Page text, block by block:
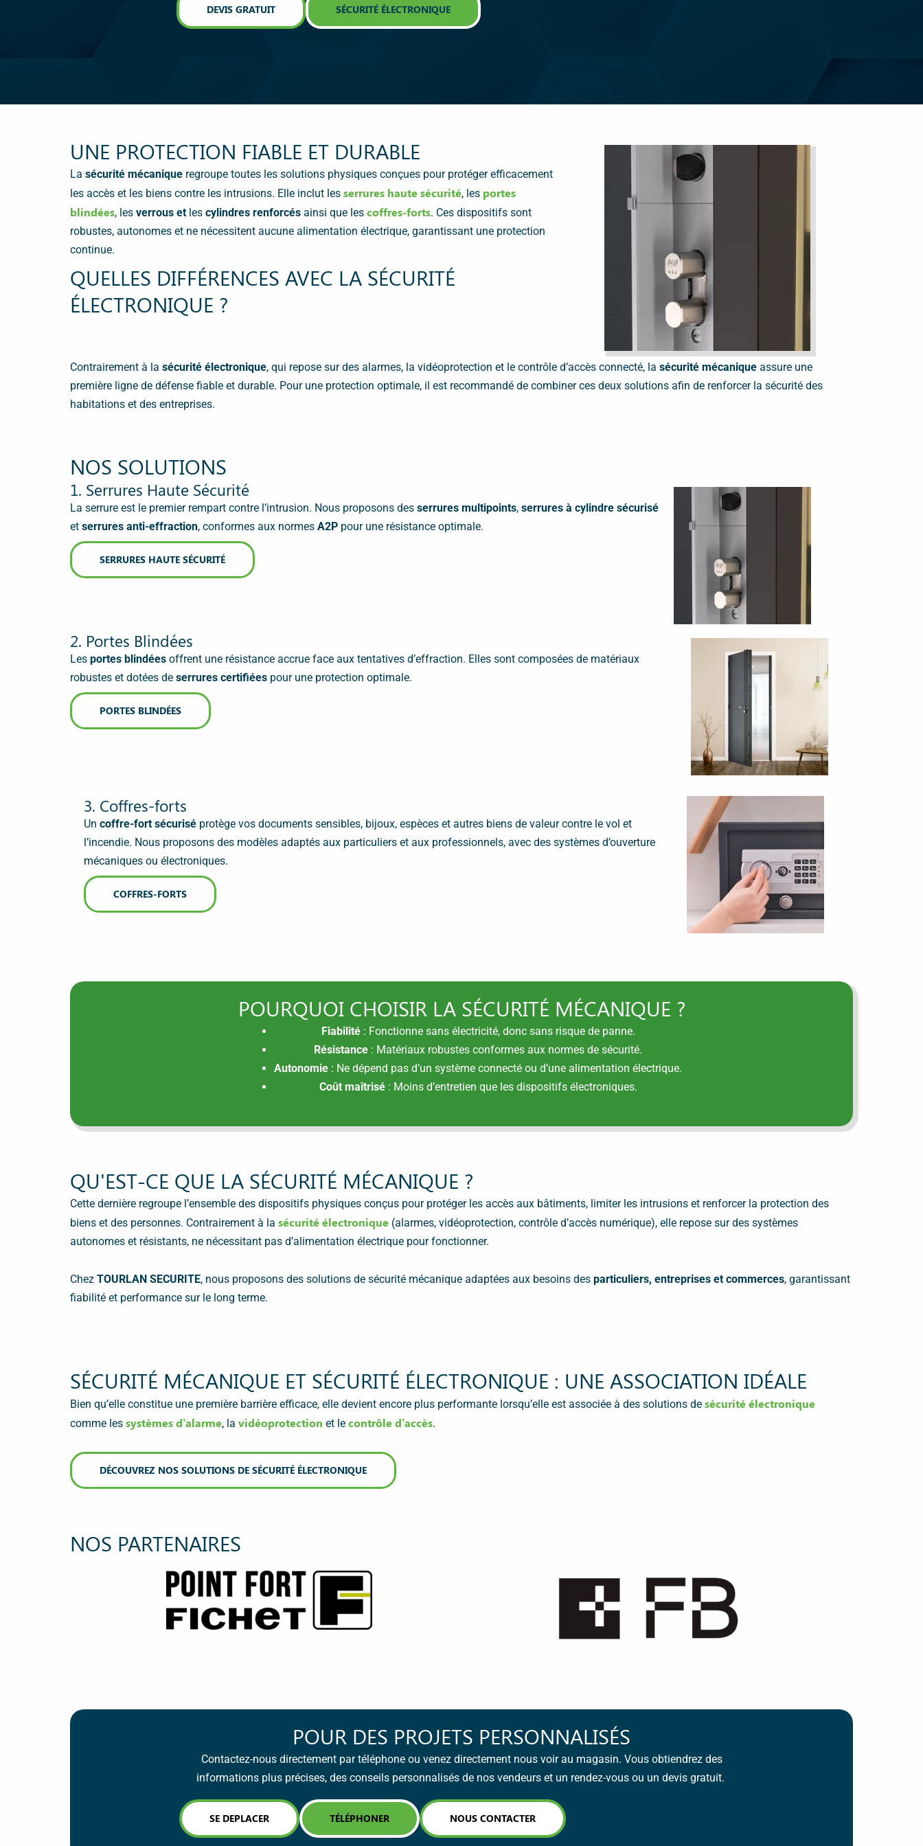
DEVIS GRATUIT SÉCURITÉ ÉLECTRONIQUE
UNE PROTECTION FIABLE ET DURABLE
La sécurité mécanique regroupe toutes les solutions physiques conçues pour protéger efficacement
les accès et les biens contre les intrusions. Elle inclut les serrures haute sécurité, les portes
blindées, les verrous et les cylindres renforcés ainsi que les coffres-forts. Ces dispositifs sont
robustes, autonomes et ne nécessitent aucune alimentation électrique, garantissant une protection
continue.
QUELLES DIFFÉRENCES AVEC LA SÉCURITÉ
ÉLECTRONIQUE ?
Contrairement à la sécurité électronique, qui repose sur des alarmes, la vidéoprotection et le contrôle d’accès connecté, la sécurité mécanique assure une
première ligne de défense fiable et durable. Pour une protection optimale, il est recommandé de combiner ces deux solutions afin de renforcer la sécurité des
habitations et des entreprises.
NOS SOLUTIONS
1. Serrures Haute Sécurité
La serrure est le premier rempart contre l’intrusion. Nous proposons des serrures multipoints, serrures à cylindre sécurisé
et serrures anti-effraction, conformes aux normes A2P pour une résistance optimale.
SERRURES HAUTE SÉCURITÉ
2. Portes Blindées
Les portes blindées offrent une résistance accrue face aux tentatives d’effraction. Elles sont composées de matériaux
robustes et dotées de serrures certifiées pour une protection optimale.
PORTES BLINDÉES
3. Coffres-forts
Un coffre-fort sécurisé protège vos documents sensibles, bijoux, espèces et autres biens de valeur contre le vol et
l’incendie. Nous proposons des modèles adaptés aux particuliers et aux professionnels, avec des systèmes d’ouverture
mécaniques ou électroniques.
COFFRES-FORTS
POURQUOI CHOISIR LA SÉCURITÉ MÉCANIQUE ?
Fiabilité: Fonctionne sans électricité, donc sans risque de panne.
Résistance : Matériaux robustes conformes aux normes de sécurité.
Autonomie : Ne dépend pas d’un système connecté ou d’une alimentation électrique.
Coût maîtrisé: Moins d’entretien que les dispositifs électroniques.
QU'EST-CE QUE LA SÉCURITÉ MÉCANIQUE ?
Cette dernière regroupe l’ensemble des dispositifs physiques conçus pour protéger les accès aux bâtiments, limiter les intrusions et renforcer la protection des
biens et des personnes. Contrairement à la sécurité électronique (alarmes, vidéoprotection, contrôle d’accès numérique), elle repose sur des systèmes
autonomes et résistants, ne nécessitant pas d’alimentation électrique pour fonctionner.
Chez TOURLAN SECURITE, nous proposons des solutions de sécurité mécanique adaptées aux besoins des particuliers, entreprises et commerces, garantissant
fiabilité et performance sur le long terme.
SÉCURITÉ MÉCANIQUE ET SÉCURITÉ ÉLECTRONIQUE : UNE ASSOCIATION IDÉALE
Bien qu’elle constitue une première barrière efficace, elle devient encore plus performante lorsqu’elle est associée à des solutions de sécurité électronique
comme les systèmes d’alarme, la vidéoprotection et le contrôle d’accès.
DÉCOUVREZ NOS SOLUTIONS DE SÉCURITÉ ÉLECTRONIQUE
NOS PARTENAIRES
POUR DES PROJETS PERSONNALISÉS
Contactez-nous directement par téléphone ou venez directement nous voir au magasin. Vous obtiendrez des
informations plus précises, des conseils personnalisés de nos vendeurs et un rendez-vous ou un devis gratuit.
SE DEPLACER TÉLÉPHONER NOUS CONTACTER